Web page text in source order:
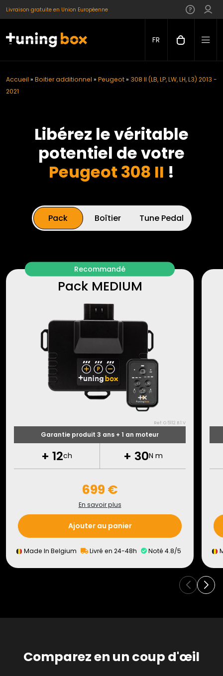
Livraison gratuite en Union Européenne
FR
Accueil » Boitier additionnel » Peugeot» 308 II (LB, LP, LW, LH, L3) 2013 -
2021
Libérez le véritable
potentiel de votre
Peugeot 308 II !
Pack Boîtier Tune Pedal
Recommandé
Pack MEDIUM
Ref: O.5112.B.1.V
Garantie produit 3 ans + 1 an moteur
+ 12ch + 30N m
699 €
En savoir plus
Ajouter au panier
Made In Belgium Livré en 24-48h Noté 4.8/5
Comparez en un coup d'œil